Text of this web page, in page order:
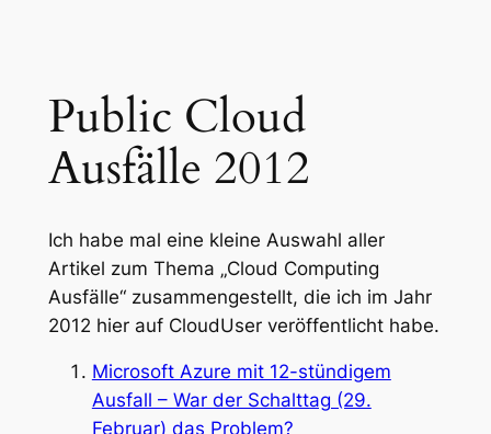
Public Cloud
Ausfälle 2012
Ich habe mal eine kleine Auswahl aller
Artikel zum Thema „Cloud Computing
Ausfälle“ zusammengestellt, die ich im Jahr
2012 hier auf CloudUser veröffentlicht habe.
Microsoft Azure mit 12-stündigem
Ausfall – War der Schalttag (29.
Februar) das Problem?